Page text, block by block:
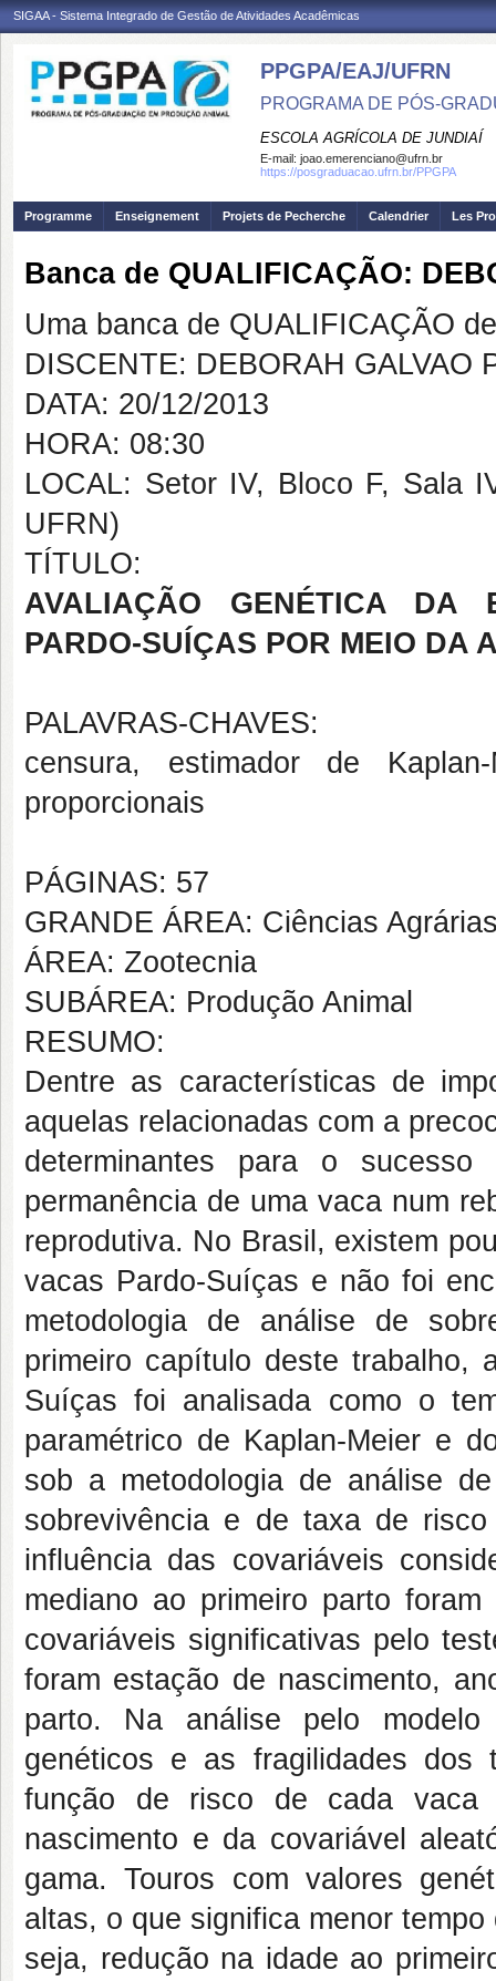
SIGAA - Sistema Integrado de Gestão de Atividades Acadêmicas
PPGPA/EAJ/UFRN
PROGRAMA DE PÓS-
ESCOLA AGRÍCOLA DE JUNDIAÍ
E-mail: joao.emerenciano@ufrn.br
https://posgraduacao.ufrn.br/PPGPA
Programme Enseignement Projets de Pecherche Calendrier Les
Banca de QUALIFICAÇÃO:
Uma banca de QUALIFICAÇÃO
DISCENTE: DEBORAH GALVAO
DATA: 20/12/2013
HORA: 08:30
LOCAL: Setor IV, Bloco F, Sala
UFRN)
TÍTULO:
AVALIAÇÃO GENÉTICA DA
PARDO-SUÍÇAS POR MEIO DA
PALAVRAS-CHAVES:
censura, estimador de
proporcionais
PÁGINAS: 57
GRANDE ÁREA: Ciências
ÁREA: Zootecnia
SUBÁREA: Produção Animal
RESUMO:
Dentre as características de
aquelas relacionadas com a
determinantes para o
permanência de uma vaca num
reprodutiva. No Brasil, existem
vacas Pardo-Suíças e não foi
metodologia de análise de
primeiro capítulo deste trabalho,
Suíças foi analisada como o
paramétrico de Kaplan-Meier e
sob a metodologia de análise
sobrevivência e de taxa de
influência das covariáveis
mediano ao primeiro parto
covariáveis significativas pelo
foram estação de nascimento,
parto. Na análise pelo
genéticos e as fragilidades dos
função de risco de cada vaca
nascimento e da covariável
gama. Touros com valores
altas, o que significa menor
seja, redução na idade ao